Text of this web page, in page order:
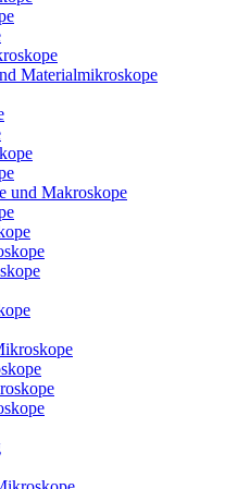
Materialmikroskope
und Makroskope